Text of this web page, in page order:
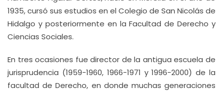
1935, cursó sus estudios en el Colegio de San Nicolás de
Hidalgo y posteriormente en la Facultad de Derecho y
Ciencias Sociales.
En tres ocasiones fue director de la antigua escuela de
jurisprudencia (1959-1960, 1966-1971 y 1996-2000) de la
facultad de Derecho, en donde muchas generaciones